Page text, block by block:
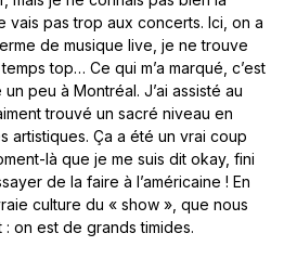
vais pas trop aux concerts. Ici, on a
de musique live, je ne trouve
top… Ce qui m’a marqué, c’est
peu à Montréal. J’ai assisté au
trouvé un sacré niveau en
artistiques. Ça a été un vrai coup
là que je me suis dit okay, fini
de la faire à l’américaine ! En
culture du « show », que nous
: on est de grands timides.